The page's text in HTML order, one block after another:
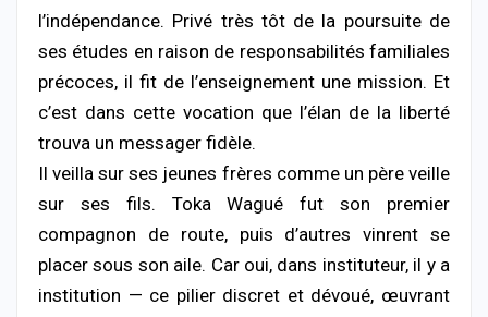
l’indépendance. Privé très tôt de la poursuite de
ses études en raison de responsabilités familiales
précoces, il fit de l’enseignement une mission. Et
c’est dans cette vocation que l’élan de la liberté
trouva un messager fidèle.
Il veilla sur ses jeunes frères comme un père veille
sur ses fils. Toka Wagué fut son premier
compagnon de route, puis d’autres vinrent se
placer sous son aile. Car oui, dans instituteur, il y a
institution — ce pilier discret et dévoué, œuvrant